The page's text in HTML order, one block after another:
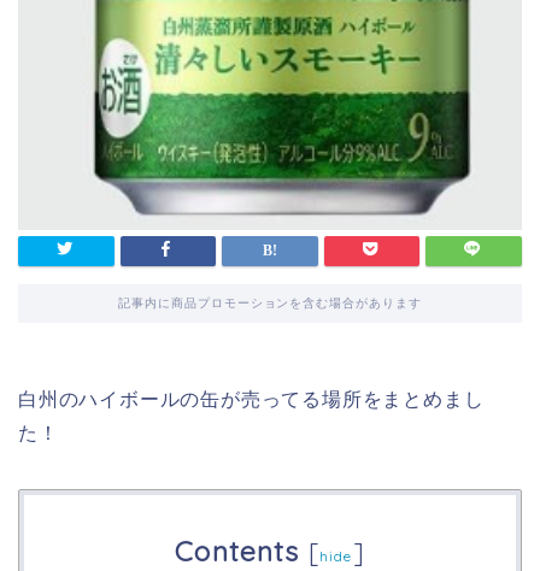
記事内に商品プロモーションを含む場合があります
白州のハイボールの缶が売ってる場所をまとめまし
た！
Contents [hide ]